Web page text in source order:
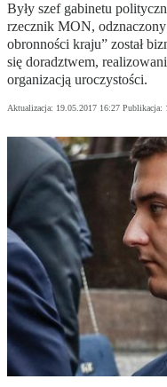
Były szef gabinetu
rzecznik MON, odznaczony
obronności kraju” został
się doradztwem,
organizacją uroczystości.
Aktualizacja: 19.05.2017 16:27 Publikacja: